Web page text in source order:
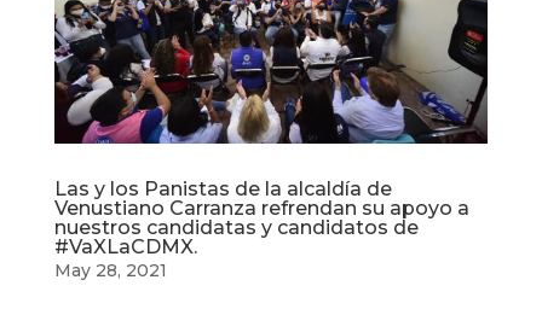
Las y los Panistas de la alcaldía de
Venustiano Carranza refrendan su apoyo a
nuestros candidatas y candidatos de
#VaXLaCDMX.
May 28, 2021